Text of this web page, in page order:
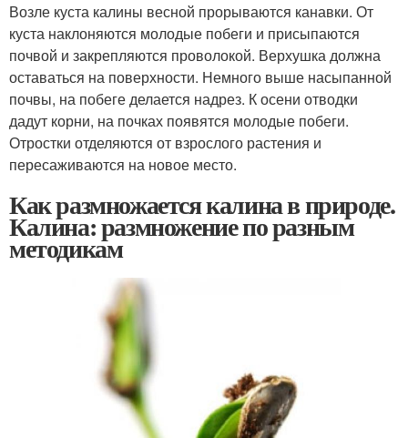
Возле куста калины весной прорываются канавки. От
куста наклоняются молодые побеги и присыпаются
почвой и закрепляются проволокой. Верхушка должна
оставаться на поверхности. Немного выше насыпанной
почвы, на побеге делается надрез. К осени отводки
дадут корни, на почках появятся молодые побеги.
Отростки отделяются от взрослого растения и
пересаживаются на новое место.
Как размножается калина в природе.
Калина: размножение по разным
методикам